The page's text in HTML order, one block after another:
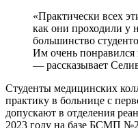
«Практически всех
как они проходили у
большинство
Им очень понравился
— рассказывает
Студенты медицинских
практику в больнице с
допускают в отделения
2023 году на базе БСМП №2